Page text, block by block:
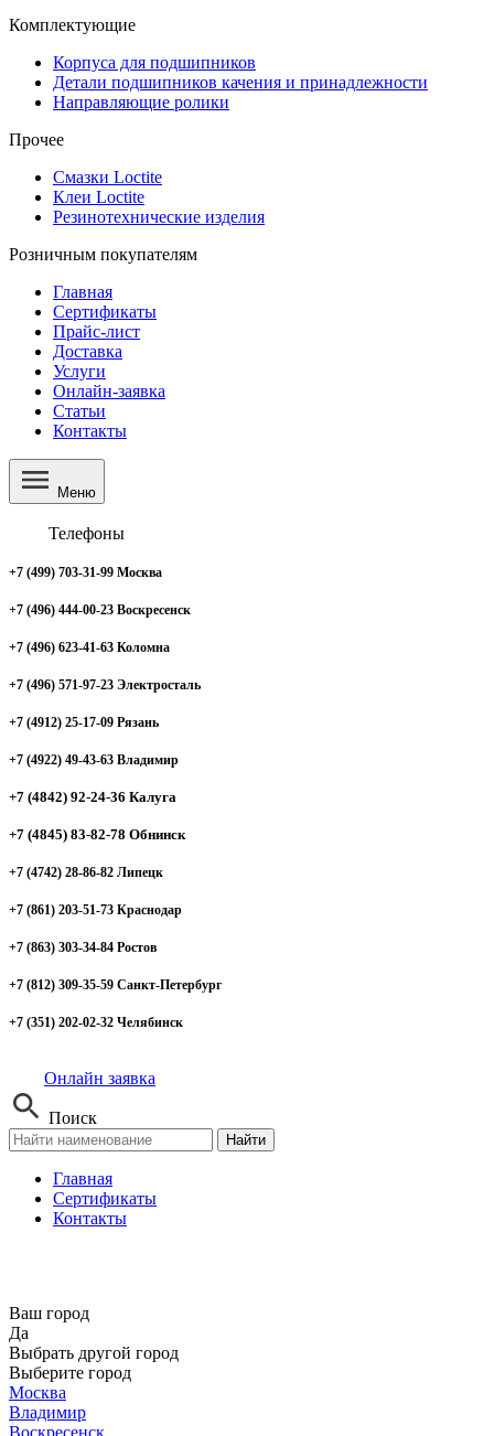
Комплектующие
Корпуса для подшипников
Детали подшипников качения и принадлежности
Направляющие ролики
Прочее
Смазки Loctite
Клеи Loctite
Резинотехнические изделия
Розничным покупателям
Главная
Сертификаты
Прайс-лист
Доставка
Услуги
Онлайн-заявка
Статьи
Контакты
Меню
Телефоны
+7 (499) 703-31-99 Москва
+7 (496) 444-00-23 Воскресенск
+7 (496) 623-41-63 Коломна
+7 (496) 571-97-23 Электросталь
+7 (4912) 25-17-09 Рязань
+7 (4922) 49-43-63 Владимир
+7 (4842) 92-24-36 Калуга
+7 (4845) 83-82-78 Обнинск
+7 (4742) 28-86-82 Липецк
+7 (861) 203-51-73 Краснодар
+7 (863) 303-34-84 Ростов
+7 (812) 309-35-59 Санкт-Петербург
+7 (351) 202-02-32 Челябинск
Онлайн заявка
Поиск
Найти
Главная
Сертификаты
Контакты
Ваш город
Да
Выбрать другой город
Выберите город
Москва
Владимир
Воскресенск